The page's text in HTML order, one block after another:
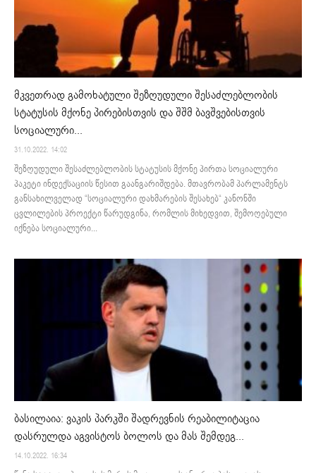
მკვეთრად გამოხატული შეზღუდული შესაძლებლობის
სტატუსის მქონე პირებისთვის და შშმ ბავშვებისთვის
სოციალური...
31.10.2022. 14:02
შეზღუდული შესაძლებლობის სტატუსის მქონე პირთა სოციალური
პაკეტი ინდექსაციის წესით გაანგარიშდება. მთავრობამ პარლამენტს
განსახილველად “სოციალური დახმარების შესახებ“ კანონში
ცვლილების პროექტი წარუდგინა, რომლის მიხედვით, შემოღებული
იქნება სოციალური...
ბასილაია: ვაკის პარკში შადრევნის რეაბილიტაცია
დასრულდა აგვისტოს ბოლოს და მას შემდეგ...
14.10.2022. 16:34